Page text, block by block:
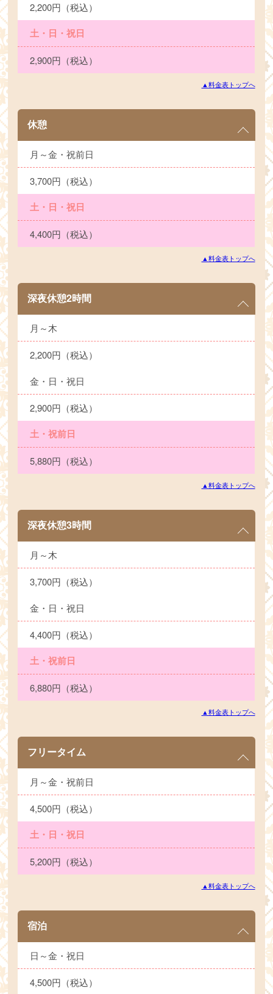
2,200円（税込）
土・日・祝日
2,900円（税込）
▲料金表トップへ
休憩
月～金・祝前日
3,700円（税込）
土・日・祝日
4,400円（税込）
▲料金表トップへ
深夜休憩2時間
月～木
2,200円（税込）
金・日・祝日
2,900円（税込）
土・祝前日
5,880円（税込）
▲料金表トップへ
深夜休憩3時間
月～木
3,700円（税込）
金・日・祝日
4,400円（税込）
土・祝前日
6,880円（税込）
▲料金表トップへ
フリータイム
月～金・祝前日
4,500円（税込）
土・日・祝日
5,200円（税込）
▲料金表トップへ
宿泊
日～金・祝日
4,500円（税込）